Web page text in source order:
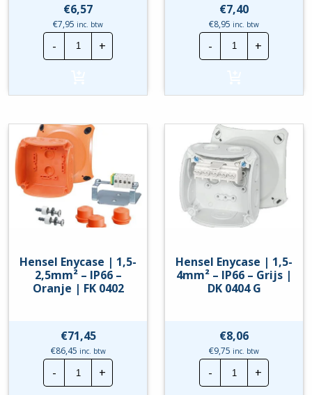
€6,57
€7,95 inc. btw
-
Hensel
Enycase
|
-
Grijs
|
DK
0202
G
hoeveelheid
+
€7,40
€8,95 inc. btw
-
Hensel
Enycase
|
-
Zwart
|
DK
0202
B
hoeveelheid
+
Hensel Enycase | 1,5-
2,5mm² – IP66 –
Oranje | FK 0402
€71,45
€86,45 inc. btw
-
Hensel
Enycase
|
+
Hensel Enycase | 1,5-
4mm² – IP66 – Grijs |
DK 0404 G
€8,06
€9,75 inc. btw
-
Hensel
Enycase
|
+